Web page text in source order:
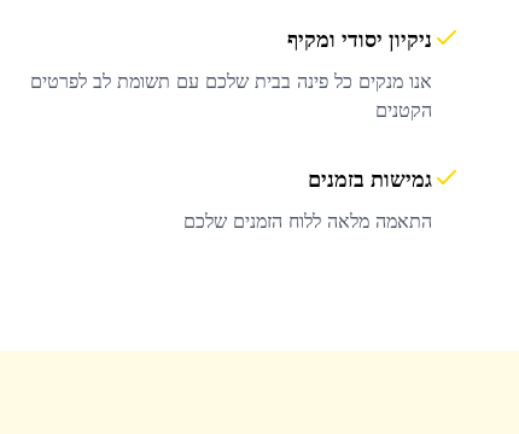
ניקיון יסודי ומקיף
אנו מנקים כל פינה בבית שלכם עם תשומת לב לפרטים
הקטנים
גמישות בזמנים
התאמה מלאה ללוח הזמנים שלכם